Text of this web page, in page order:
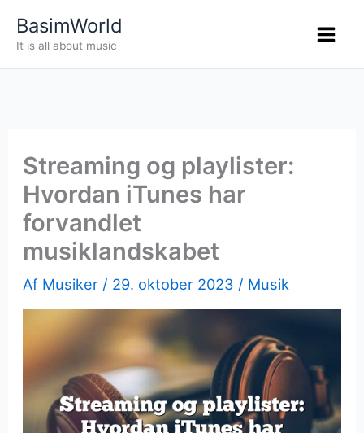
BasimWorld
It is all about music
Streaming og playlister:
Hvordan iTunes har
forvandlet
musiklandskabet
Af Musiker / 29. oktober 2023 / Musik